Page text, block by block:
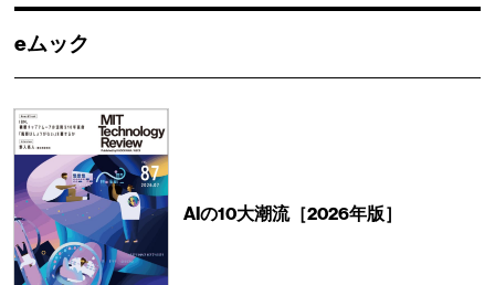
eムック
AIの10大潮流［2026年版］